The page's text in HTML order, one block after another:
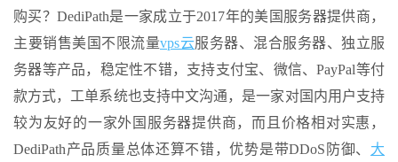
购买？DediPath是一家成立于2017年的美国服务器提供商，
主要销售美国不限流量vps云服务器、混合服务器、独立服
务器等产品，稳定性不错，支持支付宝、微信、PayPal等付
款方式，工单系统也支持中文沟通，是一家对国内用户支持
较为友好的一家外国服务器提供商，而且价格相对实惠，
DediPath产品质量总体还算不错，优势是带DDoS防御、 大